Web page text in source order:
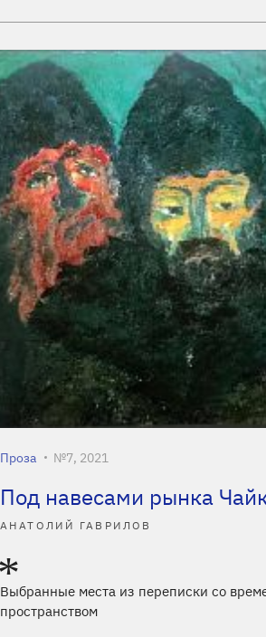
Проза №7, 2021
Под навесами рынка
АНАТОЛИЙ ГАВРИЛОВ
Выбранные места из переписки со
пространством